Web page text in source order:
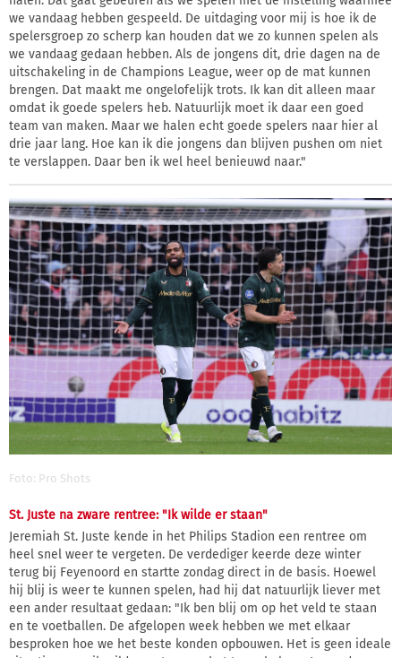
we vandaag hebben gespeeld. De uitdaging voor mij is hoe ik de
spelersgroep zo scherp kan houden dat we zo kunnen spelen als
we vandaag gedaan hebben. Als de jongens dit, drie dagen na de
uitschakeling in de Champions League, weer op de mat kunnen
brengen. Dat maakt me ongelofelijk trots. Ik kan dit alleen maar
omdat ik goede spelers heb. Natuurlijk moet ik daar een goed
team van maken. Maar we halen echt goede spelers naar hier al
drie jaar lang. Hoe kan ik die jongens dan blijven pushen om niet
te verslappen. Daar ben ik wel heel benieuwd naar."
Foto: Pro Shots
St. Juste na zware rentree: "Ik wilde er staan"
Jeremiah St. Juste kende in het Philips Stadion een rentree om
heel snel weer te vergeten. De verdediger keerde deze winter
terug bij Feyenoord en startte zondag direct in de basis. Hoewel
hij blij is weer te kunnen spelen, had hij dat natuurlijk liever met
een ander resultaat gedaan: "Ik ben blij om op het veld te staan
en te voetballen. De afgelopen week hebben we met elkaar
besproken hoe we het beste konden opbouwen. Het is geen ideale